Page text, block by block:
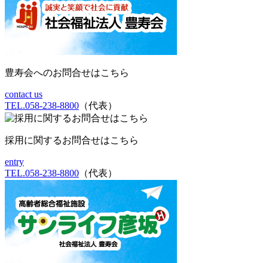
豊寿会へのお問合せはこちら
contact us
TEL.058-238-8800 （代表）
採用に関するお問合せはこちら
entry
TEL.058-238-8800 （代表）